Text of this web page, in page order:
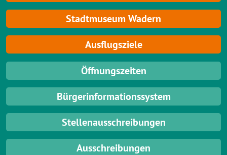
Stadtmuseum Wadern
Ausflugsziele
Öffnungszeiten
Bürgerinformationssystem
Stellenausschreibungen
Ausschreibungen